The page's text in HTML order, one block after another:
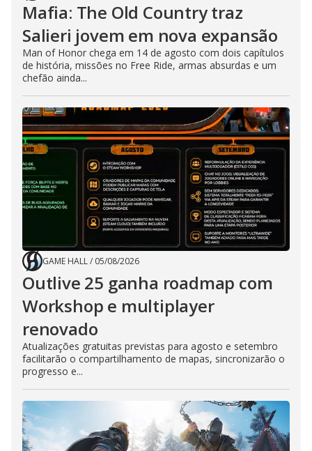
Mafia: The Old Country traz
Salieri jovem em nova expansão
Man of Honor chega em 14 de agosto com dois capítulos
de história, missões no Free Ride, armas absurdas e um
chefão ainda...
GAME HALL/ 05/08/2026
Outlive 25 ganha roadmap com
Workshop e multiplayer
renovado
Atualizações gratuitas previstas para agosto e setembro
facilitarão o compartilhamento de mapas, sincronizarão o
progresso e...